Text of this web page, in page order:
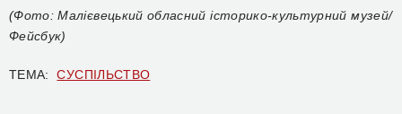
(Фото: Малієвецький обласний історико-культурний музей/
Фейсбук)
ТЕМА:СУСПІЛЬСТВО